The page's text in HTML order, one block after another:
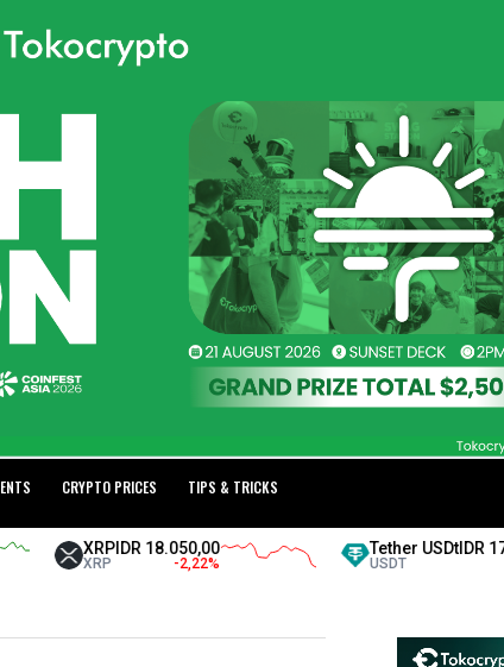
CRYPTO PRICES TIPS & TRICKS
IDR 18.050,00
-2,22
Tether USDtIDR 17.787,00
USDT